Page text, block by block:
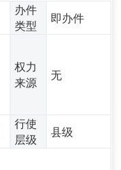
办件
类型
即办件
权力
来源
无
行使
层级
县级